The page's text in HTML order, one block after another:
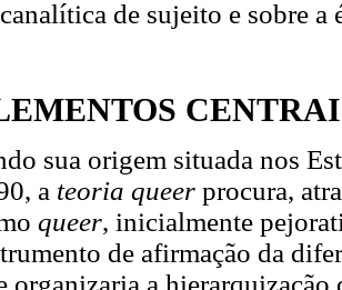
de sujeito e sobre a
sua origem situada nos
a teoria queer procura,
queer, inicialmente
de afirmação da